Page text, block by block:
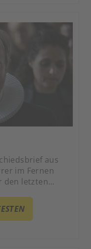
aus
im Fernen
den letzten